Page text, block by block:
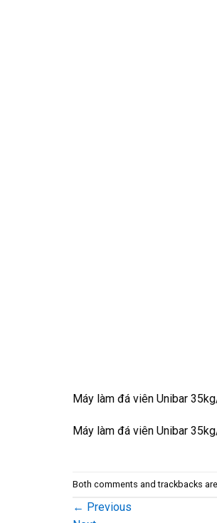
Máy làm đá viên Unibar
Máy làm đá viên Unibar
Both comments and trackbacks
← Previous